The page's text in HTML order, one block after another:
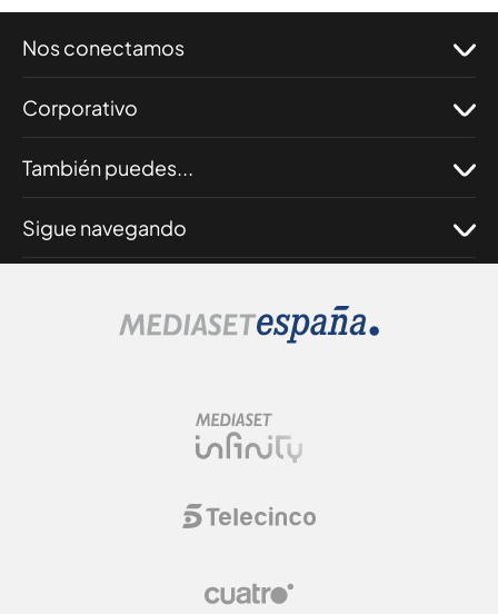
Nos conectamos
Corporativo
También puedes...
Sigue navegando